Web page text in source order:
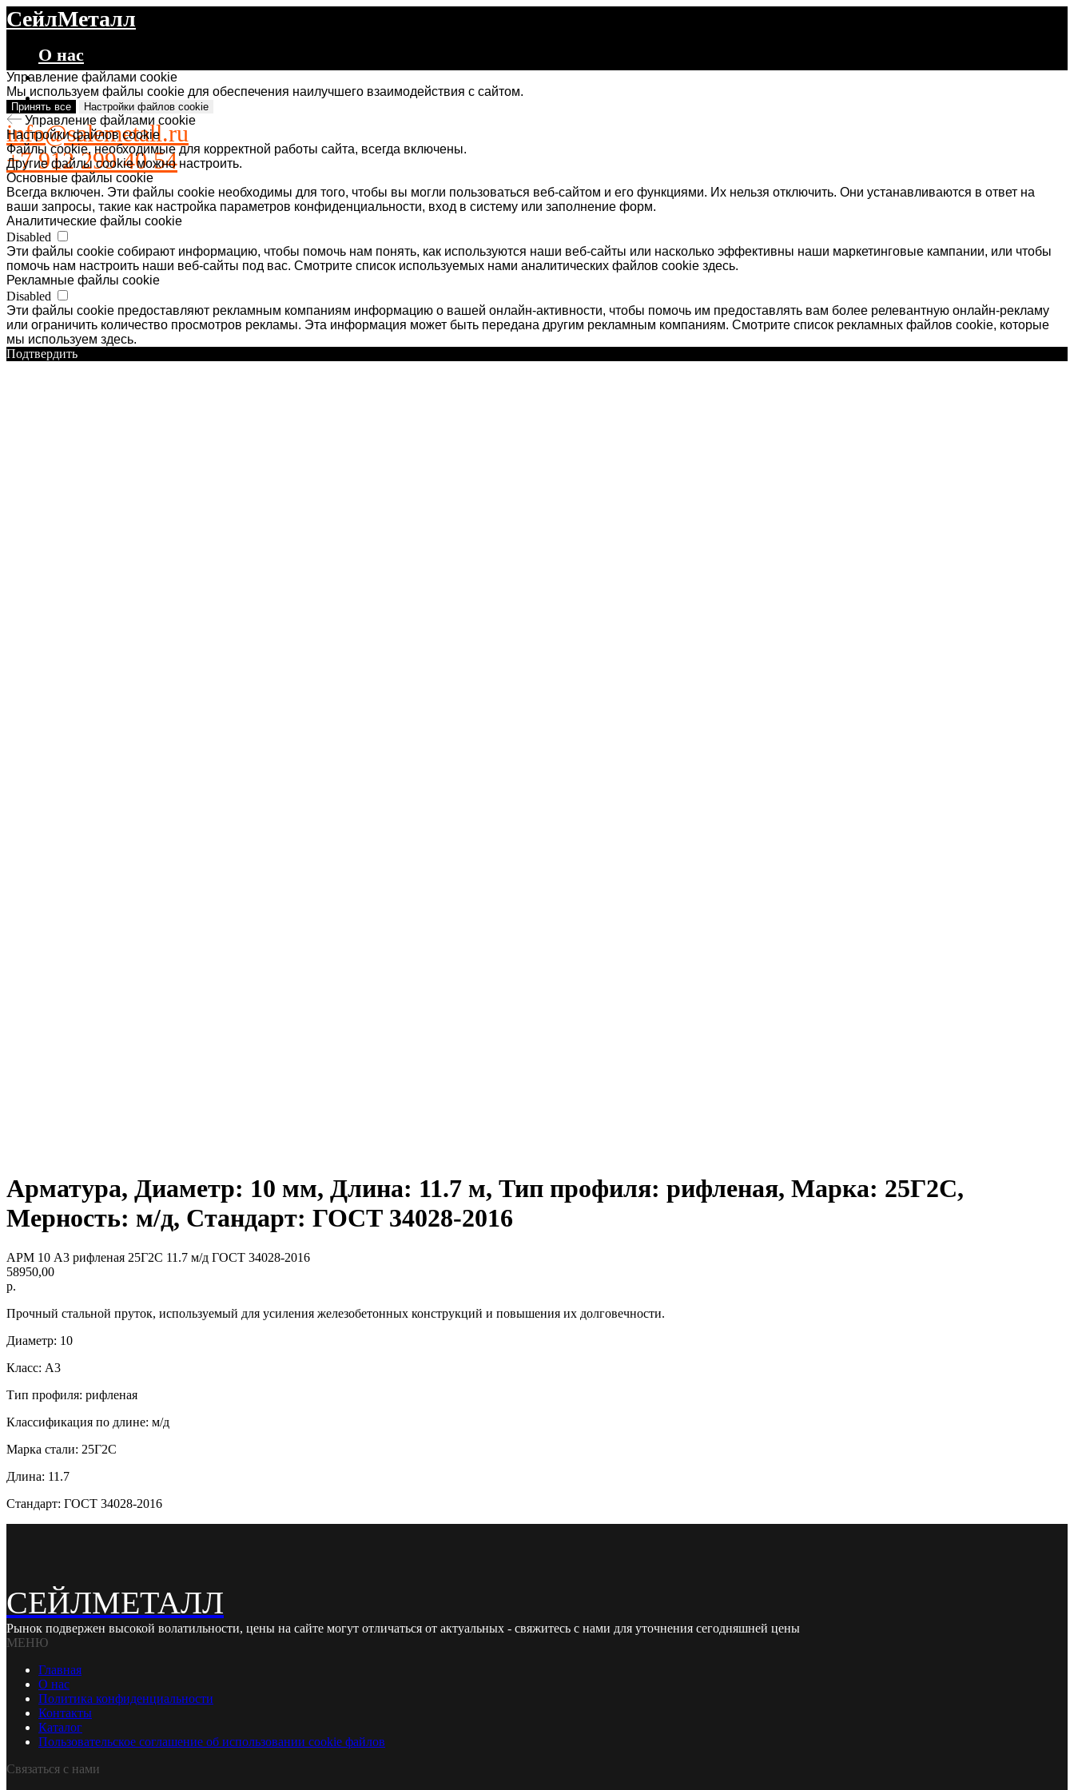
СейлМеталл
О нас
Каталог
Контакты
info@salemetall.ru
+7 912 299 40 54
Управление файлами cookie
Мы используем файлы cookie для обеспечения наилучшего взаимодействия с сайтом.
Принять все Настройки файлов cookie
Управление файлами cookie
Настройки файлов cookie
Файлы cookie, необходимые для корректной работы сайта, всегда включены.
Другие файлы cookie можно настроить.
Основные файлы cookie
Всегда включен. Эти файлы cookie необходимы для того, чтобы вы могли пользоваться веб-сайтом и его функциями. Их нельзя отключить. Они устанавливаются в ответ на
ваши запросы, такие как настройка параметров конфиденциальности, вход в систему или заполнение форм.
Аналитические файлы cookie
Disabled
Эти файлы cookie собирают информацию, чтобы помочь нам понять, как используются наши веб-сайты или насколько эффективны наши маркетинговые кампании, или чтобы
помочь нам настроить наши веб-сайты под вас. Смотрите список используемых нами аналитических файлов cookie здесь.
Рекламные файлы cookie
Disabled
Эти файлы cookie предоставляют рекламным компаниям информацию о вашей онлайн-активности, чтобы помочь им предоставлять вам более релевантную онлайн-рекламу
или ограничить количество просмотров рекламы. Эта информация может быть передана другим рекламным компаниям. Смотрите список рекламных файлов cookie, которые
мы используем здесь.
Подтвердить
Арматура, Диаметр: 10 мм, Длина: 11.7 м, Тип профиля: рифленая, Марка: 25Г2С,
Мерность: м/д, Стандарт: ГОСТ 34028-2016
АРМ 10 А3 рифленая 25Г2С 11.7 м/д ГОСТ 34028-2016
58950,00
р.
Прочный стальной пруток, используемый для усиления железобетонных конструкций и повышения их долговечности.
Диаметр: 10
Класс: А3
Тип профиля: рифленая
Классификация по длине: м/д
Марка стали: 25Г2С
Длина: 11.7
Стандарт: ГОСТ 34028-2016
СЕЙЛМЕТАЛЛ
Рынок подвержен высокой волатильности, цены на сайте могут отличаться от актуальных - свяжитесь с нами для уточнения сегодняшней цены
МЕНЮ
Главная
О нас
Политика конфиденциальности
Контакты
Каталог
Пользовательское соглашение об использовании cookie файлов
Связаться с нами